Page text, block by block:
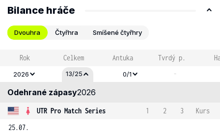
Bilance hráče
Dvouhra Čtyřhra Smíšené čtyřhry
Rok Celkem Antuka Tvrdý p.
2026 13/25 0/1 -
Odehrané zápasy2026
UTR Pro Match Series 1 2 3
Kurs
25.07.